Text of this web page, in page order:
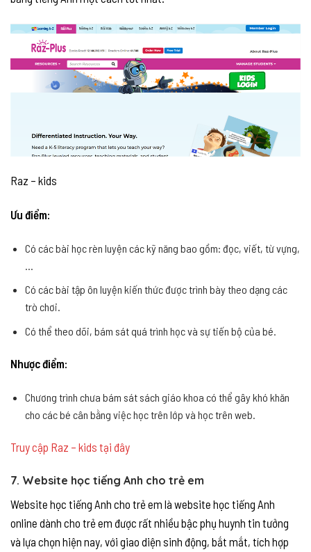
Raz – kids
Ưu điểm:
Có các bài học rèn luyện các kỹ năng bao gồm: đọc, viết, từ vựng,
Có các bài tập ôn luyện kiến thức được trình bày theo dạng các
trò chơi.
Có thể theo dõi, bám sát quá trình học và sự tiến bộ của bé.
Nhược điểm:
Chương trình chưa bám sát sách giáo khoa có thể gây khó khăn
cho các bé cân bằng việc học trên lớp và học trên web.
Truy cập Raz – kids tại đây
7. Website học tiếng Anh cho trẻ em
Website học tiếng Anh cho trẻ em là website học tiếng Anh
online dành cho trẻ em được rất nhiều bậc phụ huynh tin tưởng
và lựa chọn hiện nay, với giao diện sinh động, bắt mắt, tích hợp